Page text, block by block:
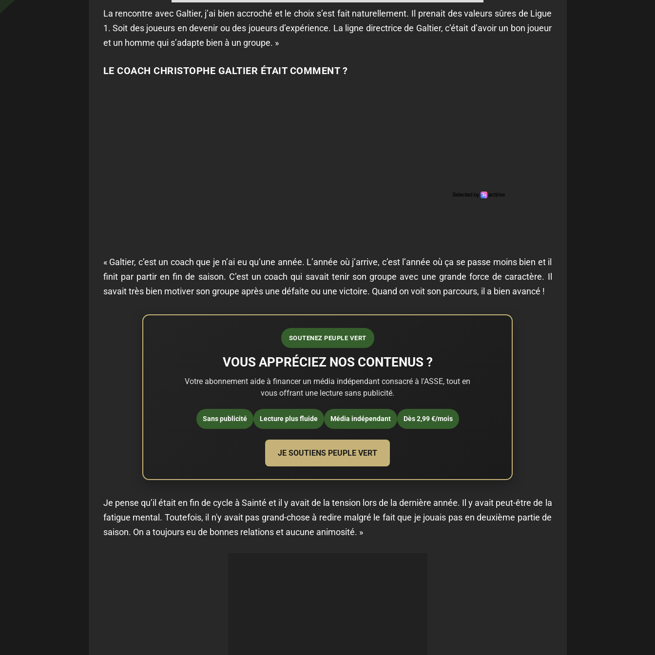
La rencontre avec Galtier, j’ai bien accroché et le choix s’est fait naturellement. Il prenait des valeurs sûres de Ligue
1. Soit des joueurs en devenir ou des joueurs d’expérience. La ligne directrice de Galtier, c’était d’avoir un bon joueur
et un homme qui s’adapte bien à un groupe. »
LE COACH CHRISTOPHE GALTIER ÉTAIT COMMENT ?
« Galtier, c’est un coach que je n’ai eu qu’une année. L’année où j’arrive, c’est l’année où ça se passe moins bien et il
finit par partir en fin de saison. C’est un coach qui savait tenir son groupe avec une grande force de caractère. Il
savait très bien motiver son groupe après une défaite ou une victoire. Quand on voit son parcours, il a bien avancé !
SOUTENEZ PEUPLE VERT
VOUS APPRÉCIEZ NOS CONTENUS ?
Votre abonnement aide à financer un média indépendant consacré à l'ASSE, tout en
vous offrant une lecture sans publicité.
Sans publicité Lecture plus fluide Média indépendant Dès 2,99 €/mois
JE SOUTIENS PEUPLE VERT
Je pense qu’il était en fin de cycle à Sainté et il y avait de la tension lors de la dernière année. Il y avait peut-être de la
fatigue mental. Toutefois, il n'y avait pas grand-chose à redire malgré le fait que je jouais pas en deuxième partie de
saison. On a toujours eu de bonnes relations et aucune animosité. »